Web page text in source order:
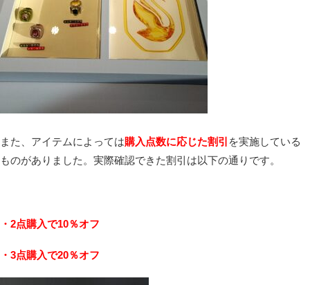
また、アイテムによっては購入点数に応じた割引 を実施している
ものがありました。実際確認できた割引は以下の通りです。
・2点購入で10％オフ
・3点購入で20％オフ